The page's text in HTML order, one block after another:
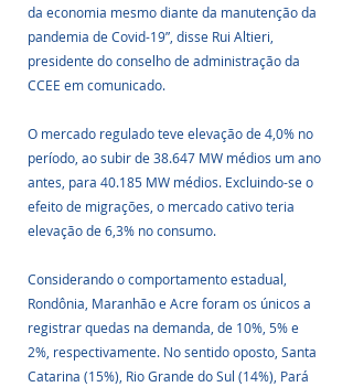
da economia mesmo diante da manutenção da
pandemia de Covid-19”, disse Rui Altieri,
presidente do conselho de administração da
CCEE em comunicado.
O mercado regulado teve elevação de 4,0% no
período, ao subir de 38.647 MW médios um ano
antes, para 40.185 MW médios. Excluindo-se o
efeito de migrações, o mercado cativo teria
elevação de 6,3% no consumo.
Considerando o comportamento estadual,
Rondônia, Maranhão e Acre foram os únicos a
registrar quedas na demanda, de 10%, 5% e
2%, respectivamente. No sentido oposto, Santa
Catarina (15%), Rio Grande do Sul (14%), Pará